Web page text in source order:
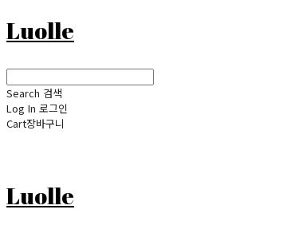
Luolle
Search 검색
Log In 로그인
Cart장바구니
Luolle